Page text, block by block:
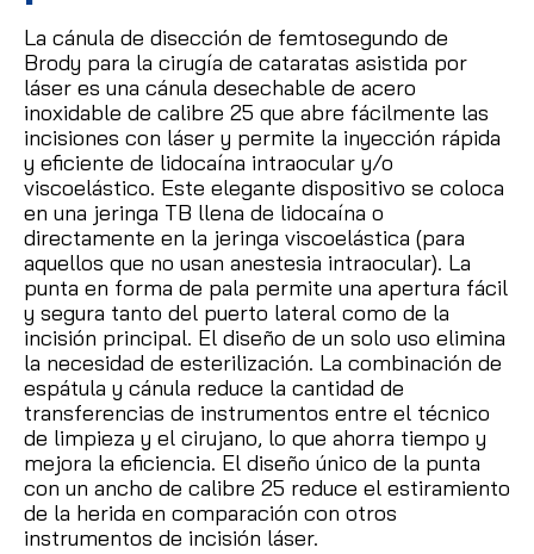
La cánula de disección de femtosegundo de
Brody para la cirugía de cataratas asistida por
láser es una cánula desechable de acero
inoxidable de calibre 25 que abre fácilmente las
incisiones con láser y permite la inyección rápida
y eficiente de lidocaína intraocular y/o
viscoelástico. Este elegante dispositivo se coloca
en una jeringa TB llena de lidocaína o
directamente en la jeringa viscoelástica (para
aquellos que no usan anestesia intraocular). La
punta en forma de pala permite una apertura fácil
y segura tanto del puerto lateral como de la
incisión principal. El diseño de un solo uso elimina
la necesidad de esterilización. La combinación de
espátula y cánula reduce la cantidad de
transferencias de instrumentos entre el técnico
de limpieza y el cirujano, lo que ahorra tiempo y
mejora la eficiencia. El diseño único de la punta
con un ancho de calibre 25 reduce el estiramiento
de la herida en comparación con otros
instrumentos de incisión láser.